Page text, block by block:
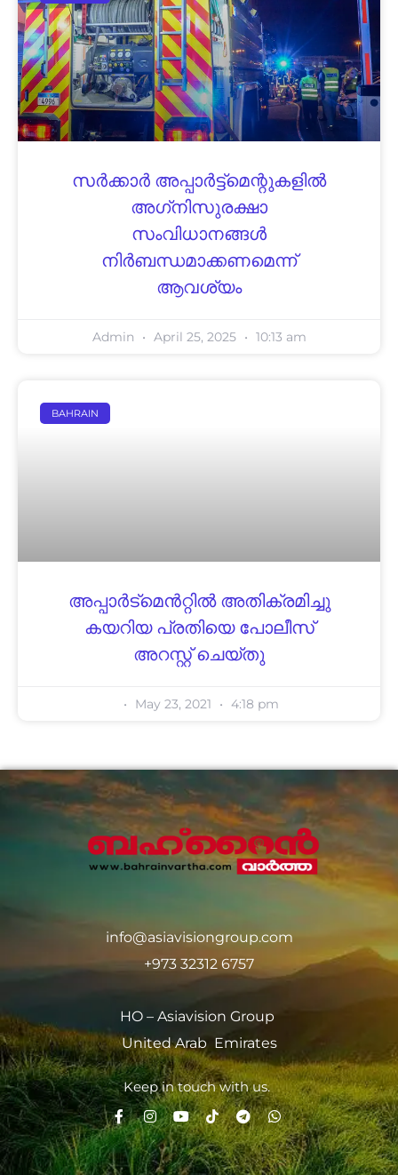
സര്‍ക്കാര്‍ അപ്പാര്‍ട്ട്‌മെന്റുകളില്‍
അഗ്‌നിസുരക്ഷാ
സംവിധാനങ്ങള്‍
നിര്‍ബന്ധമാക്കണമെന്ന്
ആവശ്യം
Admin April 25, 2025 10:13 am
BAHRAIN
അപ്പാർട്മെൻറ്റിൽ അതിക്രമിച്ചു
കയറിയ പ്രതിയെ പോലീസ്
അറസ്റ്റ് ചെയ്തു
May 23, 2021 4:18 pm
info@asiavisiongroup.com
+973 32312 6757
HO – Asiavision Group
United Arab Emirates
Keep in touch with us.